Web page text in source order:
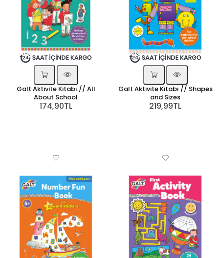
Galt Aktivite Kitabı // All
About School
174,90TL
Galt Aktivite Kitabı // Shapes
and Sizes
219,99TL